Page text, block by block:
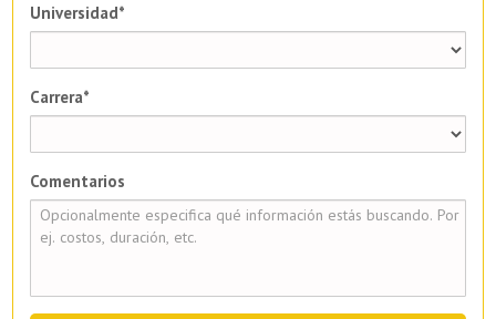
Universidad*
Carrera*
Comentarios